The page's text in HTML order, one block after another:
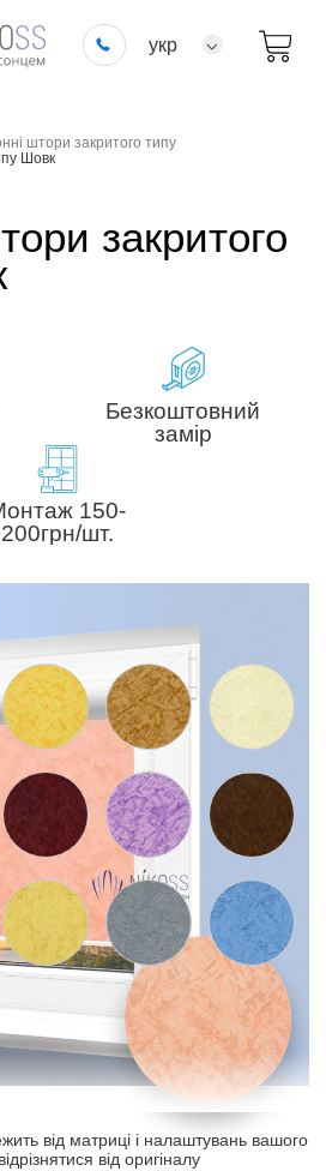
укр
штори закритого типу
Шовк
закритого
Безкоштовний
замір
150-
200грн/шт.
від матриці і налаштувань вашого
від оригіналу